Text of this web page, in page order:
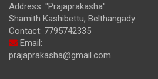
Address: "Prajaprakasha"
Shamith Kashibettu, Belthangady
Contact: 7795742335
Email:
prajaprakasha@gmail.com